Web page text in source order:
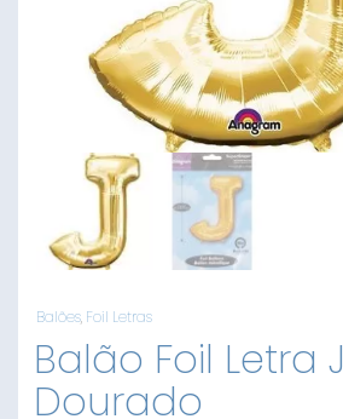
Balões, Foil Letras
Balão Foil Letra J
Dourado